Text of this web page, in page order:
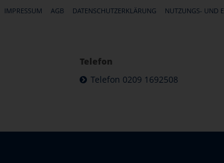
IMPRESSUM AGB DATENSCHUTZERKLÄRUNG NUTZUNGS- UND
Telefon
Telefon 0209 1692508